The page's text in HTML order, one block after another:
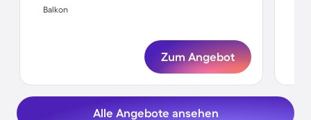
Balkon
Zum Angebot
Alle Angebote ansehen